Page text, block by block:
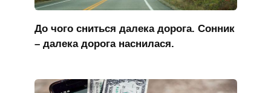
До чого сниться далека дорога. Сонник
– далека дорога наснилася.